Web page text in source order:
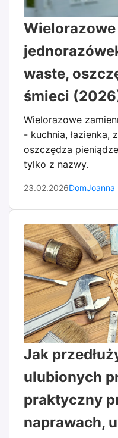
waste,
śmieci
Wielorazowe
- kuchnia, łazienka,
oszczędza
tylko z nazwy.
23.02.2026DomJoanna
Jak
ulubionych
praktyczny
naprawach,